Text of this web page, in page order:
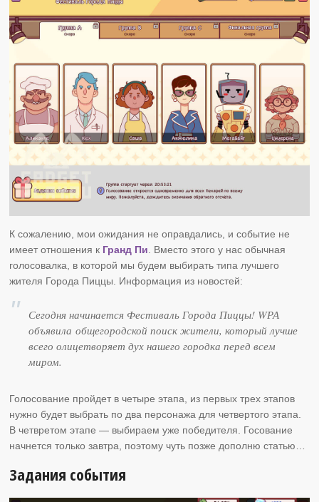
К сожалению, мои ожидания не оправдались, и событие не
имеет отношения к Гранд Пи. Вместо этого у нас обычная
голосовалка, в которой мы будем выбирать типа лучшего
жителя Города Пиццы. Информация из новостей:
Сегодня начинается Фестиваль Города Пиццы! WРА
объявила общегородской поиск жители, который лучше
всего олицетворяет дух нашего городка перед всем
миром.
Голосование пройдет в четыре этапа, из первых трех этапов
нужно будет выбрать по два персонажа для четвертого этапа.
В четвретом этапе — выбираем уже победителя. Госование
начнется только завтра, поэтому чуть позже дополню статью…
Задания события